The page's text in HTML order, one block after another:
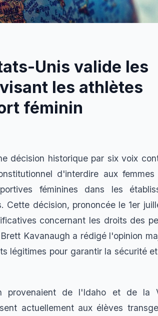
Unis valide les
les athlètes
féminin
décision historique par six voix
d'interdire aux
féminines dans les
décision, prononcée le 1er
concernant les droits des
Kavanaugh a rédigé l'opinion
légitimes pour garantir la sécurité
provenaient de l'Idaho et de la
actuellement aux élèves